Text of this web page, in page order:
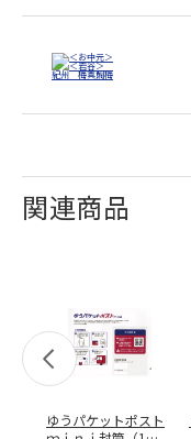
関連商品
ゆうパケットポスト